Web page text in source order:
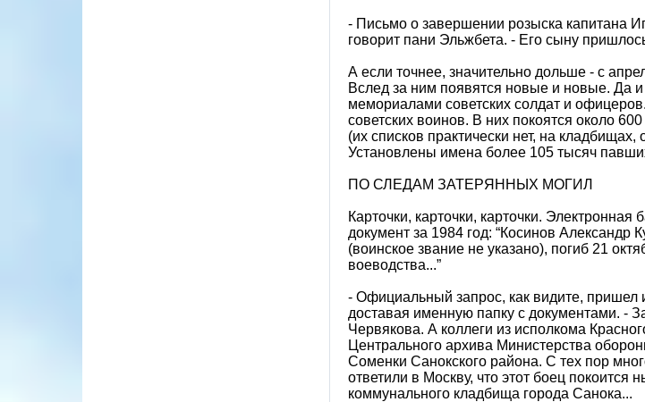
- Письмо о завершении розыска капитана
говорит пани Эльжбета. - Его сыну
А если точнее, значительно дольше - с
Вслед за ним появятся новые и новые. Да
мемориалами советских солдат и
советских воинов. В них покоятся около
(их списков практически нет, на
Установлены имена более 105 тысяч
ПО СЛЕДАМ ЗАТЕРЯННЫХ МОГИЛ
Карточки, карточки, карточки.
документ за 1984 год: “Косинов Александр
(воинское звание не указано), погиб 21
воеводства...”
- Официальный запрос, как видите, пришел
доставая именную папку с документами. -
Червякова. А коллеги из исполкома
Центрального архива Министерства
Соменки Санокского района. С тех пор
ответили в Москву, что этот боец
коммунального кладбища города Санока...